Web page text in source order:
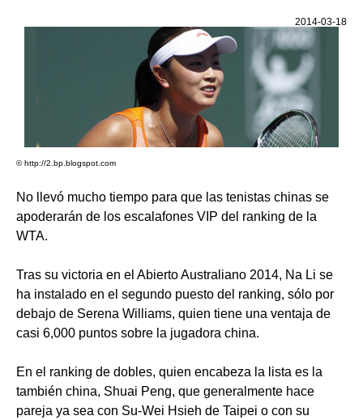
2014-03-18
© http://2.bp.blogspot.com
No llevó mucho tiempo para que las tenistas chinas se
apoderarán de los escalafones VIP del ranking de la
WTA.
Tras su victoria en el Abierto Australiano 2014, Na Li se
ha instalado en el segundo puesto del ranking, sólo por
debajo de Serena Williams, quien tiene una ventaja de
casi 6,000 puntos sobre la jugadora china.
En el ranking de dobles, quien encabeza la lista es la
también china, Shuai Peng, que generalmente hace
pareja ya sea con Su-Wei Hsieh de Taipei o con su